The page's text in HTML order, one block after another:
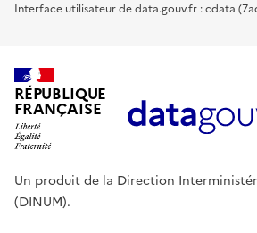
Interface utilisateur de data.gouv.fr : cdata
RÉPUBLIQUE
FRANÇAISE
Un produit de la Direction
(DINUM).